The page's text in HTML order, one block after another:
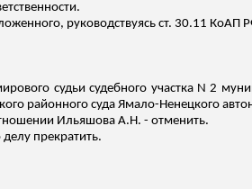
, руководствуясь ст. 30.11 КоАП
судьи судебного участка N 2
районного суда Ямало-Ненецкого
Ильяшова А.Н. - отменить.
прекратить.